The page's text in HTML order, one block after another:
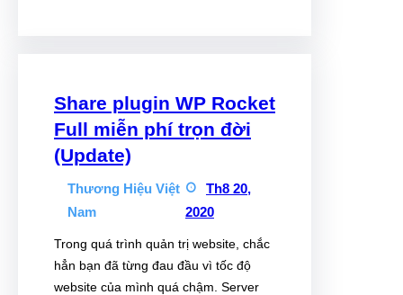
Share plugin WP Rocket
Full miễn phí trọn đời
(Update)
Thương Hiệu Việt
Nam
Th8 20,
2020
Trong quá trình quản trị website, chắc
hẳn bạn đã từng đau đầu vì tốc độ
website của mình quá chậm. Server